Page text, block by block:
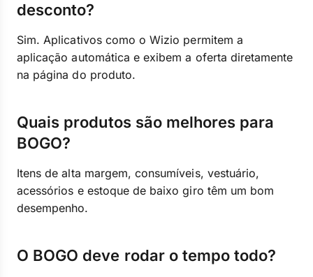
desconto?
Sim. Aplicativos como o Wizio permitem a
aplicação automática e exibem a oferta diretamente
na página do produto.
Quais produtos são melhores para
BOGO?
Itens de alta margem, consumíveis, vestuário,
acessórios e estoque de baixo giro têm um bom
desempenho.
O BOGO deve rodar o tempo todo?